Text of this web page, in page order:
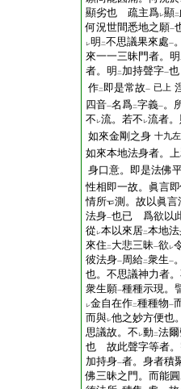
顯劣也 疏主爲レ顯二
何況世間悉地之願一
レ明 二不思議果來處一
來一一三昧門者。明
者。明 二 加持聲字一
作二 即是常故一 已上
四音一名爲二字義一。
不 レ流。若不 レ流者
如來金剛之身 十九左
如來本地法身者。
身口意。即是法佛
性相即一故。眞言
情所
測。故以眞言
法身一也已 爲欲以
從 レ本以來居二本地
來住 二 大悲三昧一欲 レ
彼法身一周給二衆生一
也。不思議神力者
衆生願一種種示現。
レ金自在作二種種物一
而與レ他之妙方便也
思議故。不 レ動二法
也 故此聲字等者。
加持身一者。身者積
佛三昧之門。而能圓